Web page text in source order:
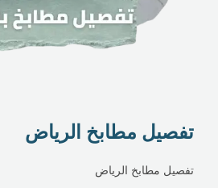
تفصيل مطابخ الرياض
تفصيل مطابخ الرياض